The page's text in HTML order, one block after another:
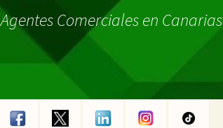
Agentes Comerciales en Canarias